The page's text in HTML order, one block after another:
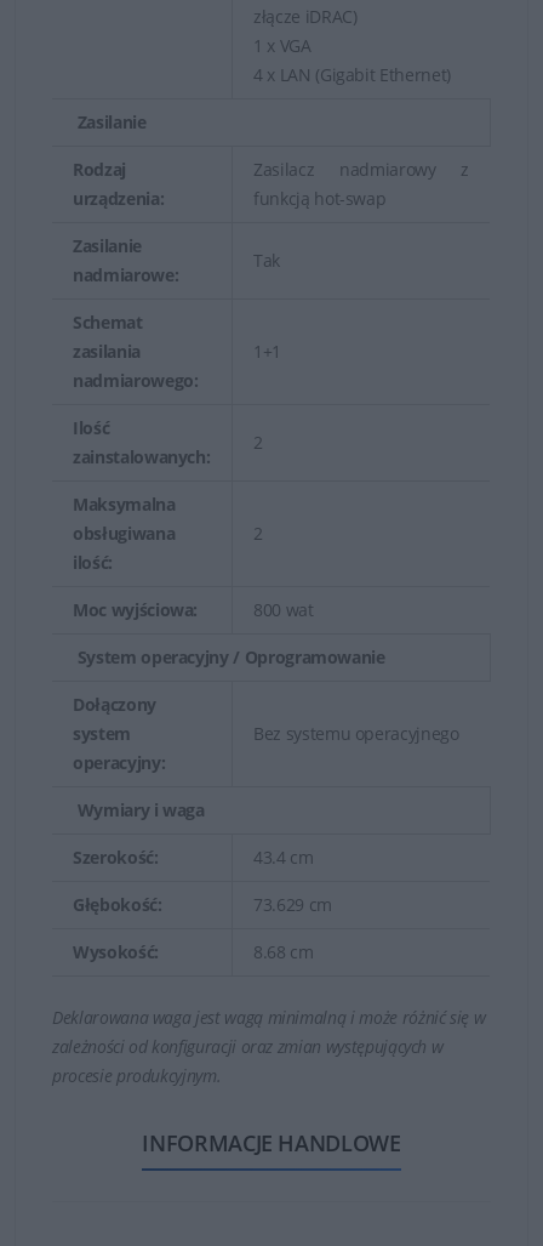
złącze iDRAC)
1 x VGA
4 x LAN (Gigabit Ethernet)
Zasilanie
Rodzaj
urządzenia:
Zasilacz nadmiarowy z
funkcją hot-swap
Zasilanie
nadmiarowe:
Tak
Schemat
zasilania
nadmiarowego:
1+1
Ilość
zainstalowanych:
2
Maksymalna
obsługiwana
ilość:
2
Moc wyjściowa: 800 wat
System operacyjny / Oprogramowanie
Dołączony
system
operacyjny:
Bez systemu operacyjnego
Wymiary i waga
Szerokość: 43.4 cm
Głębokość: 73.629 cm
Wysokość: 8.68 cm
Deklarowana waga jest wagą minimalną i może różnić się w
zależności od konfiguracji oraz zmian występujących w
procesie produkcyjnym.
INFORMACJE HANDLOWE